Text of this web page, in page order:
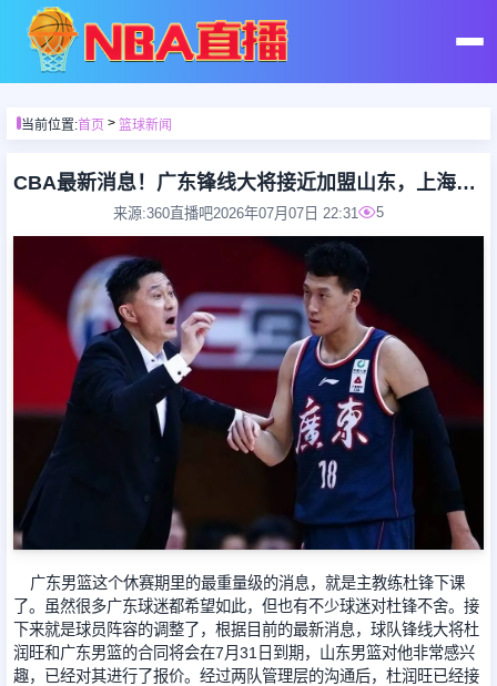
首页
足球直播
篮球直播
足球录像
篮球录像
足球集锦
篮球集锦
足球新闻
篮球新闻
当前位置:首页> 篮球新闻
CBA最新消息！广东锋线大将接近加盟山东，上海追逐胡金秋，杨瀚森离开国家队
来源:360直播吧2026年07月07日 22:31 5
广东男篮这个休赛期里的最重量级的消息，就是主教练杜锋下课
了。虽然很多广东球迷都希望如此，但也有不少球迷对杜锋不舍。接
下来就是球员阵容的调整了，根据目前的最新消息，球队锋线大将杜
润旺和广东男篮的合同将会在7月31日到期，山东男篮对他非常感兴
趣，已经对其进行了报价。经过两队管理层的沟通后，杜润旺已经接